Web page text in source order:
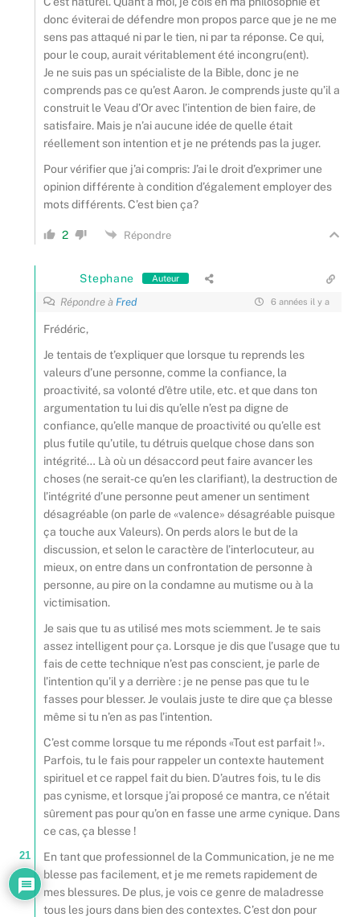
donc éviterai de défendre mon propos parce que je ne me
sens pas attaqué ni par le tien, ni par ta réponse. Ce qui,
pour le coup, aurait véritablement été incongru(ent).
Je ne suis pas un spécialiste de la Bible, donc je ne
comprends pas ce qu’est Aaron. Je comprends juste qu’il a
construit le Veau d’Or avec l’intention de bien faire, de
satisfaire. Mais je n’ai aucune idée de quelle était
réellement son intention et je ne prétends pas la juger.
Pour vérifier que j’ai compris: J’ai le droit d’exprimer une
opinion différente à condition d’également employer des
mots différents. C’est bien ça?
2 Répondre
Stephane Auteur
Répondre à Fred 6 années il y a
Frédéric,
Je tentais de t’expliquer que lorsque tu reprends les
valeurs d’une personne, comme la confiance, la
proactivité, sa volonté d’être utile, etc. et que dans ton
argumentation tu lui dis qu’elle n’est pa digne de
confiance, qu’elle manque de proactivité ou qu’elle est
plus futile qu’utile, tu détruis quelque chose dans son
intégrité… Là où un désaccord peut faire avancer les
choses (ne serait-ce qu’en les clarifiant), la destruction de
l’intégrité d’une personne peut amener un sentiment
désagréable (on parle de «valence» désagréable puisque
ça touche aux Valeurs). On perds alors le but de la
discussion, et selon le caractère de l’interlocuteur, au
mieux, on entre dans un confrontation de personne à
personne, au pire on la condamne au mutisme ou à la
victimisation.
Je sais que tu as utilisé mes mots sciemment. Je te sais
assez intelligent pour ça. Lorsque je dis que l’usage que tu
fais de cette technique n’est pas conscient, je parle de
l’intention qu’il y a derrière : je ne pense pas que tu le
fasses pour blesser. Je voulais juste te dire que ça blesse
même si tu n’en as pas l’intention.
C’est comme lorsque tu me réponds «Tout est parfait !».
Parfois, tu le fais pour rappeler un contexte hautement
spirituel et ce rappel fait du bien. D’autres fois, tu le dis
pas cynisme, et lorsque j’ai proposé ce mantra, ce n’était
sûrement pas pour qu’on en fasse une arme cynique. Dans
ce cas, ça blesse !
En tant que professionnel de la Communication, je ne me
blesse pas facilement, et je me remets rapidement de
mes blessures. De plus, je vois ce genre de maladresse
tous les jours dans bien des contextes. C’est don pour
21